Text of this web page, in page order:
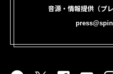
音源・情報提供（プ